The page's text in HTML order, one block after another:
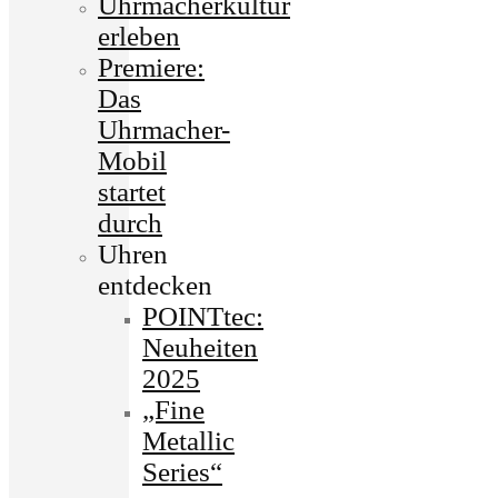
erleben
Premiere:
Das
Uhrmacher-
Mobil
startet
durch
Uhren
entdecken
POINTtec:
Neuheiten
2025
„Fine
Metallic
Series“